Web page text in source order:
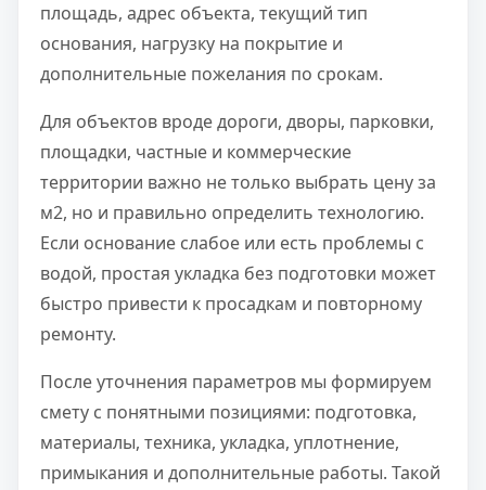
площадь, адрес объекта, текущий тип
основания, нагрузку на покрытие и
дополнительные пожелания по срокам.
Для объектов вроде дороги, дворы, парковки,
площадки, частные и коммерческие
территории важно не только выбрать цену за
м2, но и правильно определить технологию.
Если основание слабое или есть проблемы с
водой, простая укладка без подготовки может
быстро привести к просадкам и повторному
ремонту.
После уточнения параметров мы формируем
смету с понятными позициями: подготовка,
материалы, техника, укладка, уплотнение,
примыкания и дополнительные работы. Такой